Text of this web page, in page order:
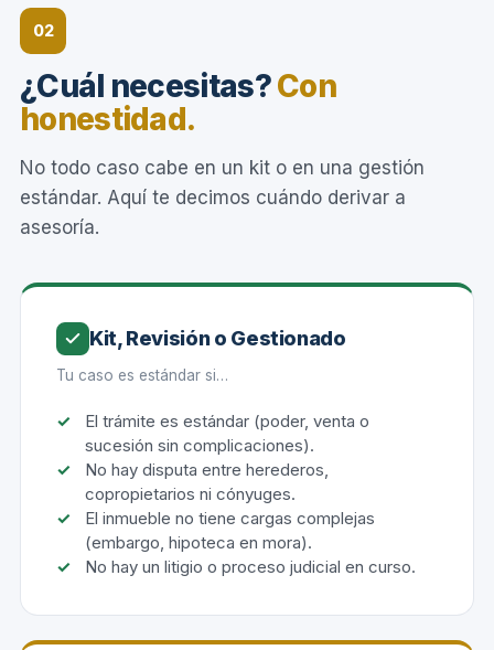
02
¿Cuál necesitas?Con
honestidad.
No todo caso cabe en un kit o en una gestión
estándar. Aquí te decimos cuándo derivar a
asesoría.
Kit, Revisión o Gestionado
Tu caso es estándar si…
El trámite es estándar (poder, venta o
sucesión sin complicaciones).
No hay disputa entre herederos,
copropietarios ni cónyuges.
El inmueble no tiene cargas complejas
(embargo, hipoteca en mora).
No hay un litigio o proceso judicial en curso.